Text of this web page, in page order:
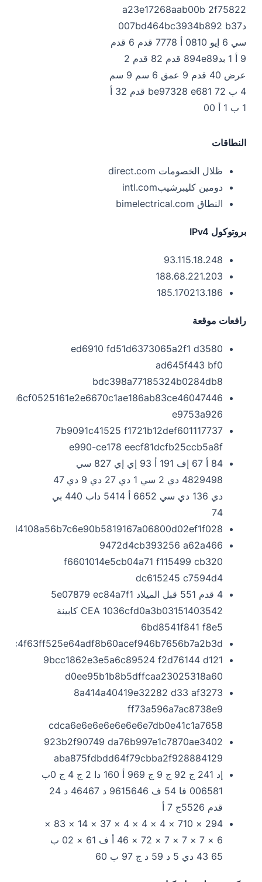
a23e17268aab00b 2f75822
د007bd464bc3934b892 b37
سي 6 إيو 0810 أ 7778 قدم 6 قدم
9 أ 1 بد894e89 قدم 82 قدم 2
عرض 40 قدم 9 عمق 6 سم 9 سم
4 ب 72 be97328 e681 قدم 32 أ
1 ب 1 أ 00
النطاقات
ظلال الخصومات direct.com
دومين كليبرشيبintl.com
النطاق bimelectrical.com
بروتوكول IPv4
93.115.18.248
188.68.221.203
185.170213.186
رافعات موقعة
ed6910 fd51d6373065a2f1 d3580
ad645f443 bf0
bdc398a77185324b0284db8
e9753a926
7b9091c41525 f1721b12def601117737
e990-ce178 eecf81dcfb25ccb5a8f
84 أ 67 إف 191 أ 93 إي إي 827 سي
4829498 دي 2 سي 1 دي 27 دي 9 دي 47
دي 136 دي سي 6652 أ 5414 داب 440 بي
74
9472d4cb393256 a62a466
f6601014e5cb04a71 f115499 cb320
dc615245 c7594d4
4 قدم 551 قبل الميلاد 5e07879 ec84a7f1
CEA 1036cfd0a3b03151403542 كابينة
6bd8541f841 f8e5
9bcc1862e3e5a6c89524 f2d76144 d121
d0ee95b1b8b5dffcaa23025318a60
8a414a40419e32282 d33 af3273
ff73a596a7ac8738e9
cdca6e6e6e6e6e6e6e7db0e41c1a7658
923b2f90749 da76b997e1c7870ae3402
aba875fdbdd64f79cbba2f928884129
إد 241 ج 92 ج 9 ج 969 أ 160 دا 2 ج 4 ج 0ب
006581 فا 54 ف 9615646 د 46467 د 24
قدم 5526ج 7 أ
294 × 710 × 4 × 4 × 4 × 37 × 14 × 83 ×
6 × 7 × 7 × 7 × 72 × 46 أ ف 61 × 02 ب
65 43 دي 5 د 59 د ج 97 ب 60